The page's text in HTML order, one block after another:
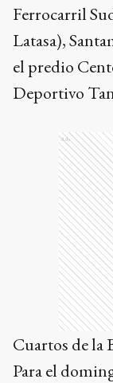
Ferrocarril
Latasa),
el predio
Deportivo
Ads
Cuartos de la
Para el